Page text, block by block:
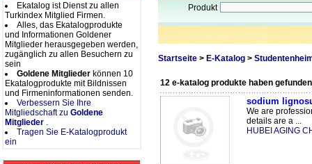
Ekatalog ist Dienst zu allen
Turkindex Mitglied Firmen.
Alles, das Ekatalogprodukte
und Informationen Goldener
Mitglieder herausgegeben werden,
zugänglich zu allen Besuchern zu
sein
Goldene Mitglieder können 10
Ekatalogprodukte mit Bildnissen
und Firmeninformationen senden.
Verbessern Sie Ihre
Mitgliedschaft zu Goldene
Mitglieder .
Tragen Sie E-Katalogprodukt
ein
Produkt
Startseite > E-Katalog>
12 e-katalog produkte haben gefunden
sodium
We are
details are a ...
HUBEI AGING